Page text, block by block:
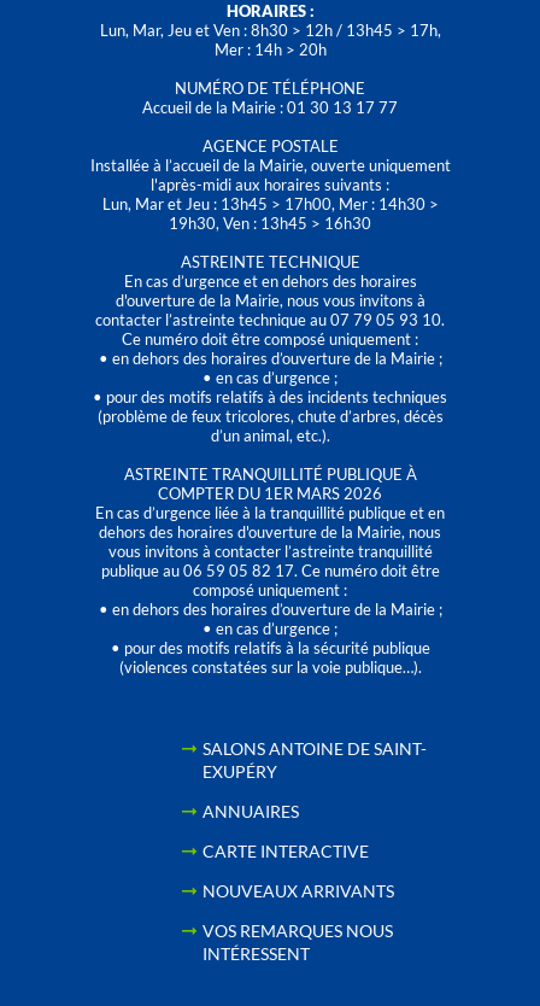
HORAIRES :
Lun, Mar, Jeu et Ven : 8h30 > 12h / 13h45 > 17h,
Mer : 14h > 20h
NUMÉRO DE TÉLÉPHONE
Accueil de la Mairie : 01 30 13 17 77
AGENCE POSTALE
Installée à l’accueil de la Mairie, ouverte uniquement
l'après-midi aux horaires suivants :
Lun, Mar et Jeu : 13h45 > 17h00, Mer : 14h30 >
19h30, Ven : 13h45 > 16h30
ASTREINTE TECHNIQUE
En cas d’urgence et en dehors des horaires
d'ouverture de la Mairie, nous vous invitons à
contacter l’astreinte technique au 07 79 05 93 10.
Ce numéro doit être composé uniquement :
• en dehors des horaires d’ouverture de la Mairie ;
• en cas d’urgence ;
• pour des motifs relatifs à des incidents techniques
(problème de feux tricolores, chute d’arbres, décès
d’un animal, etc.).
ASTREINTE TRANQUILLITÉ PUBLIQUE À
COMPTER DU 1ER MARS 2026
En cas d’urgence liée à la tranquillité publique et en
dehors des horaires d'ouverture de la Mairie, nous
vous invitons à contacter l’astreinte tranquillité
publique au 06 59 05 82 17. Ce numéro doit être
composé uniquement :
• en dehors des horaires d’ouverture de la Mairie ;
• en cas d’urgence ;
• pour des motifs relatifs à la sécurité publique
(violences constatées sur la voie publique…).
SALONS ANTOINE DE SAINT-
EXUPÉRY
ANNUAIRES
CARTE INTERACTIVE
NOUVEAUX ARRIVANTS
VOS REMARQUES NOUS
INTÉRESSENT